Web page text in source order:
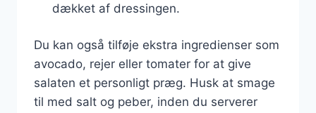
dækket af dressingen.
Du kan også tilføje ekstra ingredienser som
avocado, rejer eller tomater for at give
salaten et personligt præg. Husk at smage
til med salt og peber, inden du serverer